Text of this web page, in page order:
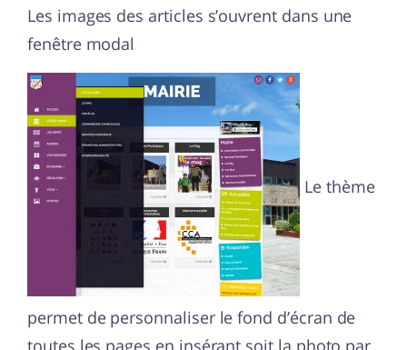
Les images des articles s’ouvrent dans une
fenêtre modal
Le thème
permet de personnaliser le fond d’écran de
toutes les pages en insérant soit la photo par